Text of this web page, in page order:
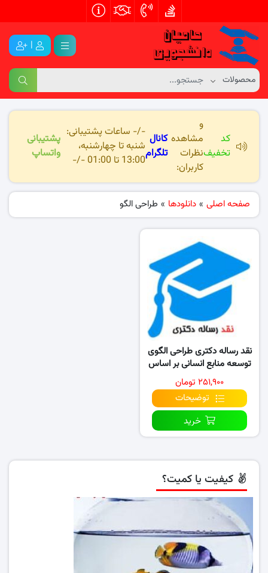
|
کد
تخفیف
و
مشاهده
نظرات
کاربران:
کانال
تلگرام
-/- ساعات پشتیبانی:
شنبه تا چهارشنبه،
13:00 تا 01:00 -/-
پشتیبانی
واتساپ
صفحه اصلی » دانلودها » طراحی الگو
نقد رساله دکتری طراحی الگوی
توسعه منابع انسانی بر اساس
فرایند مدیریت دانش
۲۵۱,۹۰۰ تومان
توضیحات
خرید
کیفیت یا کمیت؟